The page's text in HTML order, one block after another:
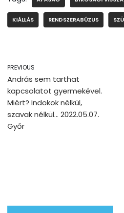
KIÁLLÁS RENDSZERABÚZUS
PREVIOUS
András sem tarthat
kapcsolatot gyermekével.
Miért? Indokok nélkül,
szavak nélkül… 2022.05.07.
Győr